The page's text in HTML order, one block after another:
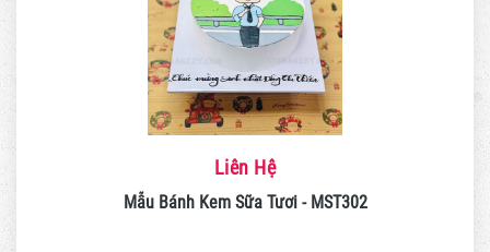
Liên Hệ
Mẫu Bánh Kem Sữa Tươi - MST302